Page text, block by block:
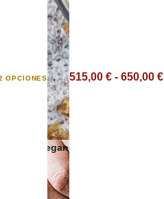
Snacks veganos
OPCIONES 515,00 € - 650,00 €